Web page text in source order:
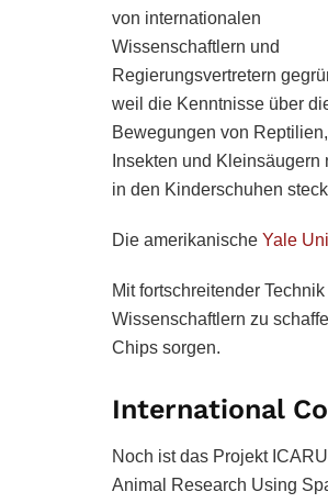
von internationalen
Wissenschaftlern und
Regierungsvertretern
weil die Kenntnisse über
Bewegungen von Reptilien,
Insekten und Kleinsäugern
in den Kinderschuhen
Die amerikanische Yale
Mit fortschreitender
Wissenschaftlern zu
Chips sorgen.
International
Noch ist das Projekt
Animal Research Using